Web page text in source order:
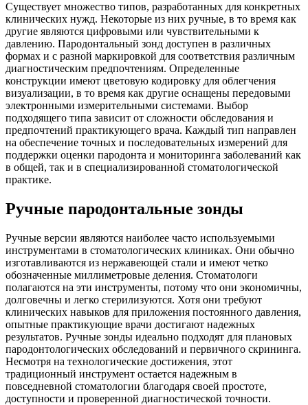
Существует множество типов, разработанных для конкретных
клинических нужд. Некоторые из них ручные, в то время как
другие являются цифровыми или чувствительными к
давлению. Пародонтальный зонд доступен в различных
формах и с разной маркировкой для соответствия различным
диагностическим предпочтениям. Определенные
конструкции имеют цветовую кодировку для облегчения
визуализации, в то время как другие оснащены передовыми
электронными измерительными системами. Выбор
подходящего типа зависит от сложности обследования и
предпочтений практикующего врача. Каждый тип направлен
на обеспечение точных и последовательных измерений для
поддержки оценки пародонта и мониторинга заболеваний как
в общей, так и в специализированной стоматологической
практике.
Ручные пародонтальные зонды
Ручные версии являются наиболее часто используемыми
инструментами в стоматологических клиниках. Они обычно
изготавливаются из нержавеющей стали и имеют четко
обозначенные миллиметровые деления. Стоматологи
полагаются на эти инструменты, потому что они экономичны,
долговечны и легко стерилизуются. Хотя они требуют
клинических навыков для приложения постоянного давления,
опытные практикующие врачи достигают надежных
результатов. Ручные зонды идеально подходят для плановых
пародонтологических обследований и первичного скрининга.
Несмотря на технологические достижения, этот
традиционный инструмент остается надежным в
повседневной стоматологии благодаря своей простоте,
доступности и проверенной диагностической точности.